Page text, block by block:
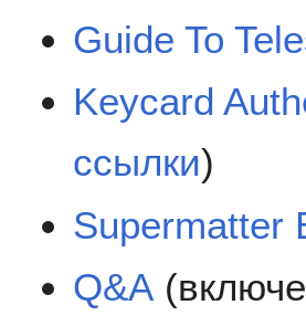
Guide To
Keycard
ссылки)
Supermatter
Q&A